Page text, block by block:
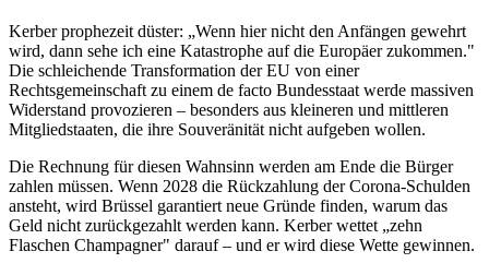
Kerber prophezeit düster: „Wenn hier nicht den Anfängen gewehrt
wird, dann sehe ich eine Katastrophe auf die Europäer zukommen."
Die schleichende Transformation der EU von einer
Rechtsgemeinschaft zu einem de facto Bundesstaat werde massiven
Widerstand provozieren – besonders aus kleineren und mittleren
Mitgliedstaaten, die ihre Souveränität nicht aufgeben wollen.
Die Rechnung für diesen Wahnsinn werden am Ende die Bürger
zahlen müssen. Wenn 2028 die Rückzahlung der Corona-Schulden
ansteht, wird Brüssel garantiert neue Gründe finden, warum das
Geld nicht zurückgezahlt werden kann. Kerber wettet „zehn
Flaschen Champagner" darauf – und er wird diese Wette gewinnen.